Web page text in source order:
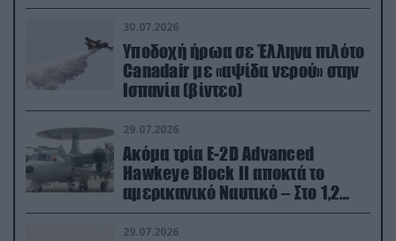
30.07.2026
Υποδοχή ήρωα σε Έλληνα πιλότο
Canadair με «αψίδα νερού» στην
Ισπανία (βίντεο)
29.07.2026
Ακόμα τρία E-2D Advanced
Hawkeye Block II αποκτά το
αμερικανικό Ναυτικό – Στο 1,2
δισ.δολάρια το κόστος
29.07.2026